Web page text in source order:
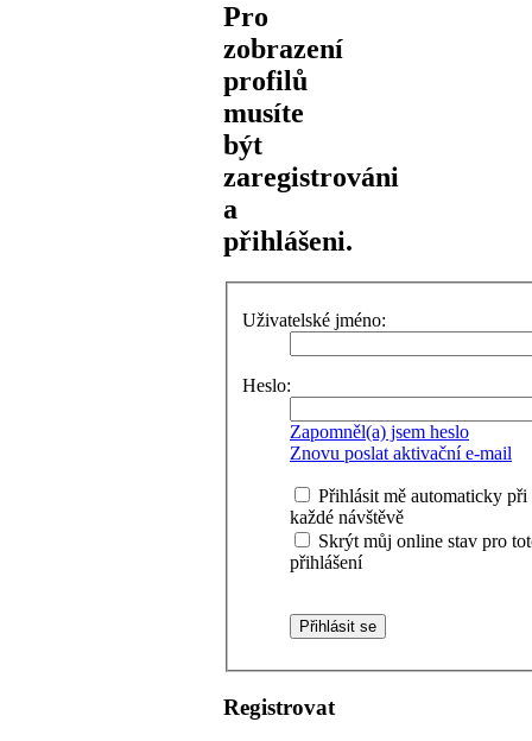
Pro
zobrazení
profilů
musíte
být
zaregistrováni
a
přihlášeni.
Uživatelské jméno:
Heslo:
Zapomněl(a) jsem heslo
Znovu poslat aktivační e-mail
Přihlásit mě automaticky při
každé návštěvě
Skrýt můj online stav pro
přihlášení
Registrovat